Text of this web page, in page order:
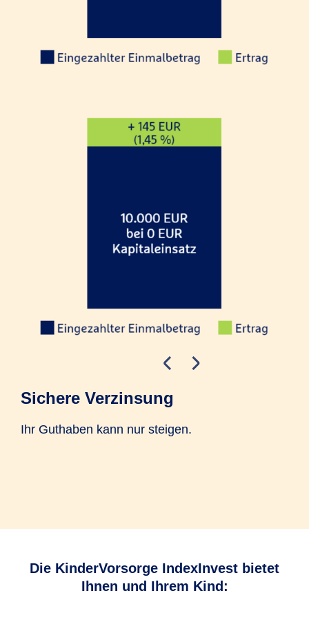
Sichere Verzinsung
Ihr Guthaben kann nur steigen.
Die KinderVorsorge IndexInvest bietet
Ihnen und Ihrem Kind: